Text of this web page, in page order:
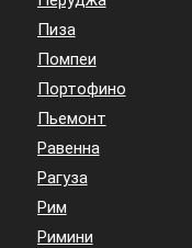
Пиза
Помпеи
Портофино
Пьемонт
Равенна
Рагуза
Рим
Римини